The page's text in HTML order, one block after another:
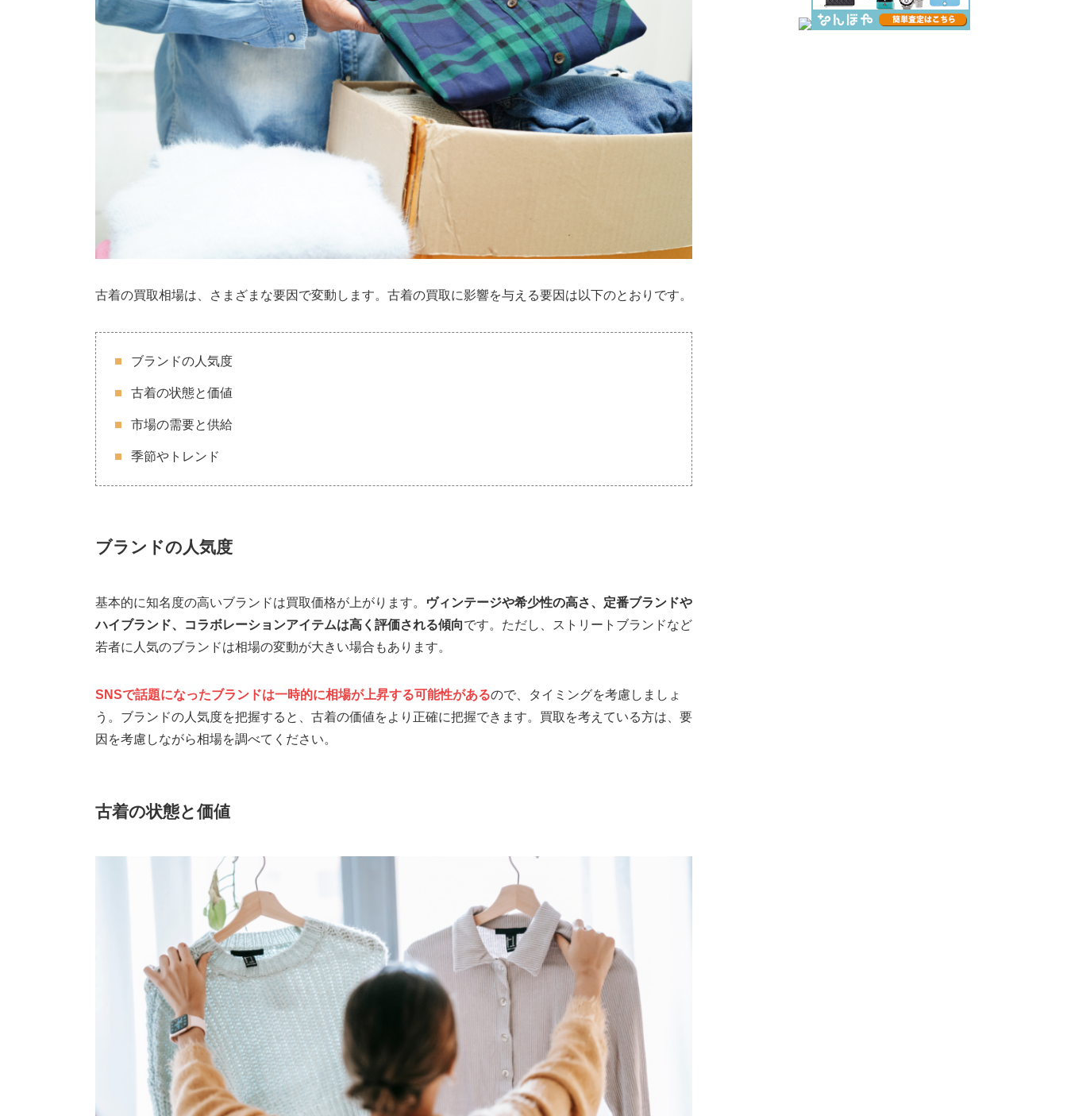
古着の買取相場は、さまざまな要因で変動します。古着の買取に影響を与える要因は以下のとおりです。
ブランドの人気度
古着の状態と価値
市場の需要と供給
季節やトレンド
ブランドの人気度
基本的に知名度の高いブランドは買取価格が上がります。
ヴィンテージや希少性の高さ、定番ブランドや
ハイブランド、コラボレーションアイテムは高く 評価される傾向です。ただし、ストリートブランドなど
若者に人気のブランドは相場の変動が大きい場合もあります。
SNSで話題になったブランドは一時的に相場が上昇する可能性があるので、タイミングを考慮しましょ
う。ブランドの人気度を把握すると、古着の価値をより正確に把握できます。買取を考えている方は、要
因を考慮しながら相場を調べてください。
古着の状態と価値